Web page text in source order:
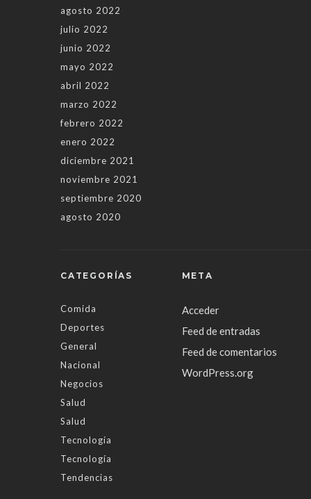
agosto 2022
julio 2022
junio 2022
mayo 2022
abril 2022
marzo 2022
febrero 2022
enero 2022
diciembre 2021
noviembre 2021
septiembre 2020
agosto 2020
CATEGORÍAS
Comida
Deportes
General
Nacional
Negocios
Salud
Salud
Tecnología
Tecnología
Tendencias
META
Acceder
Feed de entradas
Feed de comentarios
WordPress.org